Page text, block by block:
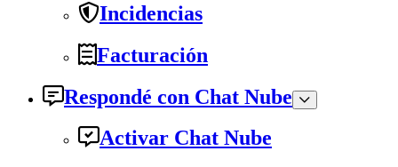
Incidencias
Facturación
Respondé con Chat Nube
Activar Chat Nube